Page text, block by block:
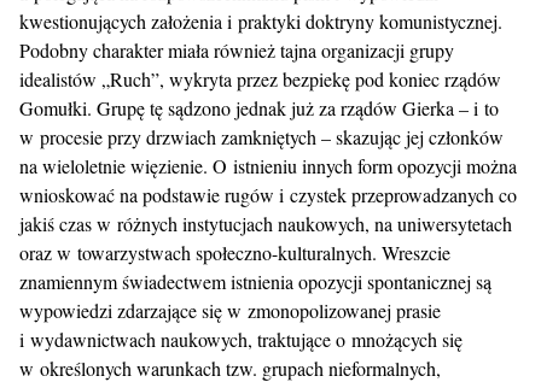
kwestionujących założenia i praktyki doktryny komunistycznej.
Podobny charakter miała również tajna organizacji grupy
idealistów „Ruch”, wykryta przez bezpiekę pod koniec rządów
Gomułki. Grupę tę sądzono jednak już za rządów Gierka – i to
w procesie przy drzwiach zamkniętych – skazując jej członków
na wieloletnie więzienie. O istnieniu innych form opozycji można
wnioskować na podstawie rugów i czystek przeprowadzanych co
jakiś czas w różnych instytucjach naukowych, na uniwersytetach
oraz w towarzystwach społeczno-kulturalnych. Wreszcie
znamiennym świadectwem istnienia opozycji spontanicznej są
wypowiedzi zdarzające się w zmonopolizowanej prasie
i wydawnictwach naukowych, traktujące o mnożących się
w określonych warunkach tzw. grupach nieformalnych,